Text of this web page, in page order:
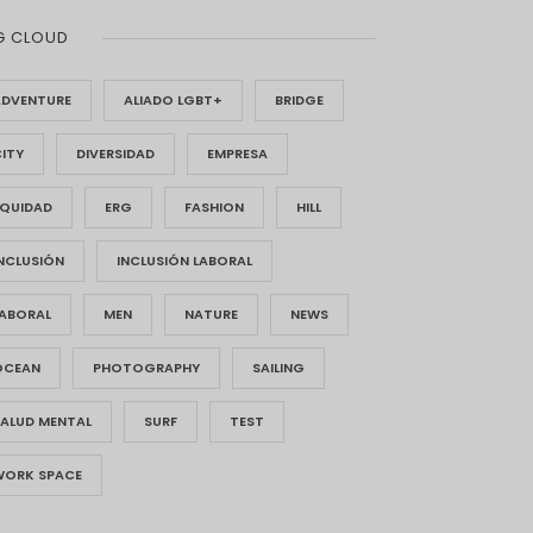
CLOUD
ALIADO LGBT+ BRIDGE
DIVERSIDAD EMPRESA
ERG FASHION HILL
INCLUSIÓN LABORAL
MEN NATURE NEWS
PHOTOGRAPHY SAILING
MENTAL SURF TEST
SPACE